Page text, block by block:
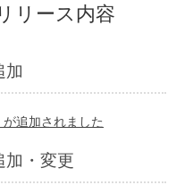
リース内容
加
追加されました
加・変更